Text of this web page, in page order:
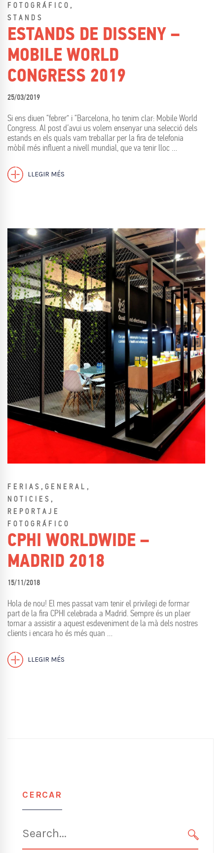
FOTOGRÁFICO ,
STANDS
ESTANDS DE DISSENY –
MOBILE WORLD
CONGRESS 2019
25/03/2019
Si ens diuen “febrer” i “Barcelona, ho tenim clar: Mobile World
Congress. Al post d’avui us volem ensenyar una selecció dels
estands en els quals vam treballar per la fira de telefonia
mòbil més influent a nivell mundial, que va tenir lloc …
LLEGIR MÉS
FERIAS , GENERAL ,
NOTICIES ,
REPORTAJE
FOTOGRÁFICO
CPHI WORLDWIDE –
MADRID 2018
15/11/2018
Hola de nou! El mes passat vam tenir el privilegi de formar
part de la fira CPHI celebrada a Madrid. Sempre és un plaer
tornar a assistir a aquest esdeveniment de la mà dels nostres
clients i encara ho és més quan …
LLEGIR MÉS
CERCAR
for: